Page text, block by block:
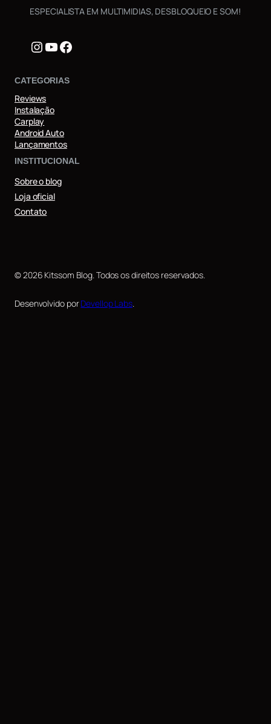
ESPECIALISTA EM MULTIMIDIAS, DESBLOQUEIO E SOM!
Instagram
Youtube
Facebook
CATEGORIAS
Reviews
Instalação
Carplay
Android Auto
Lançamentos
INSTITUCIONAL
Sobre o blog
Loja oficial
Contato
© 2026 Kitssom Blog. Todos os direitos reservados.
Desenvolvido porDevellop Labs